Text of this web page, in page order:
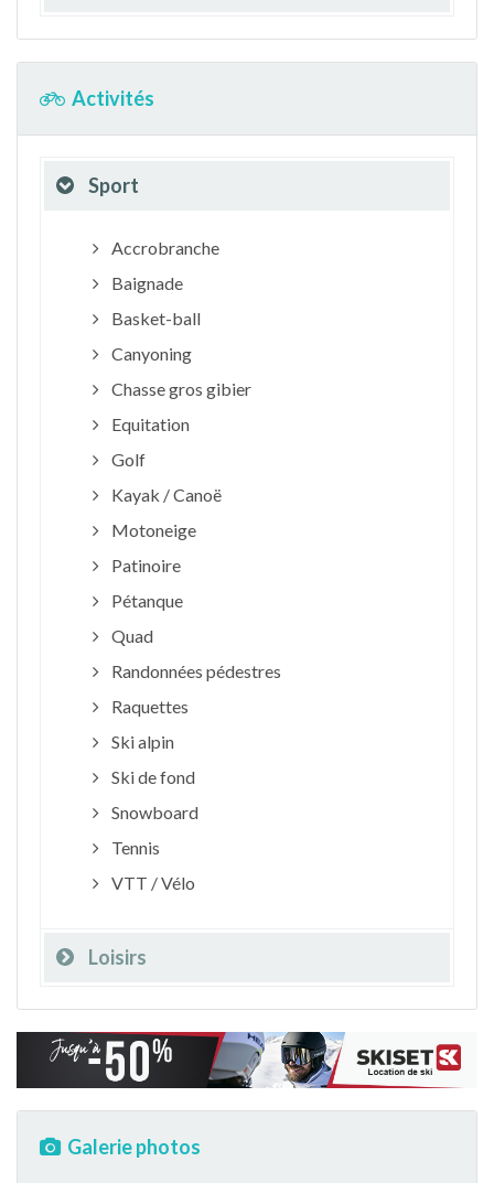
Activités
Sport
Accrobranche
Baignade
Basket-ball
Canyoning
Chasse gros gibier
Equitation
Golf
Kayak / Canoë
Motoneige
Patinoire
Pétanque
Quad
Randonnées pédestres
Raquettes
Ski alpin
Ski de fond
Snowboard
Tennis
VTT / Vélo
Loisirs
Galerie photos